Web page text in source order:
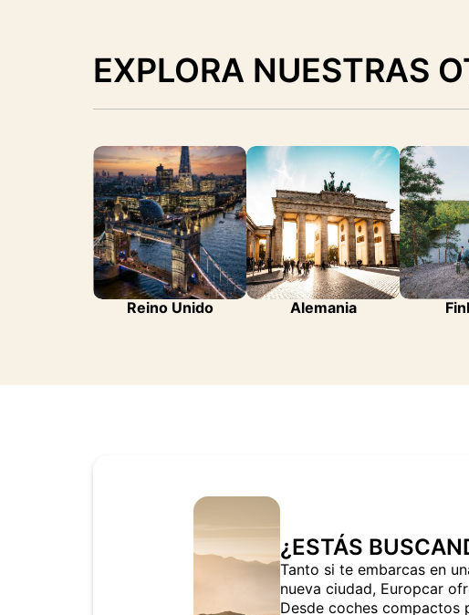
EXPLORA NUESTRAS
Reino Unido Alemania
¿ESTÁS
Tanto si te embarcas en
nueva ciudad, Europcar
Desde coches compactos